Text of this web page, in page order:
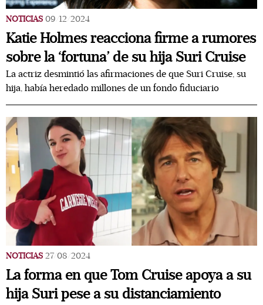
NOTICIAS 09/12/2024
Katie Holmes reacciona firme a rumores
sobre la ‘fortuna’ de su hija Suri Cruise
La actriz desmintió las afirmaciones de que Suri Cruise, su
hija, había heredado millones de un fondo fiduciario
NOTICIAS 27/08/2024
La forma en que Tom Cruise apoya a su
hija Suri pese a su distanciamiento